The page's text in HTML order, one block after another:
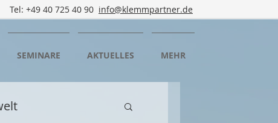
Tel: +49 40 725 40 90 info@klemmpartner.de
SEMINARE AKTUELLES MEHR